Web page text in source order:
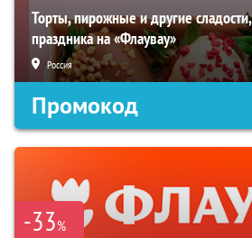
Торты, пирожные и другие
праздника на «Флаувау»
Россия
Промокод
-33%